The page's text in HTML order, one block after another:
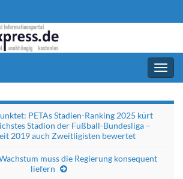
PETAs Stadien-Ranking 2025 kürt
Stadion der Fußball-Bundesliga –
2019 auch Zweitligisten bewertet
muss die Regierung konsequent
liefern